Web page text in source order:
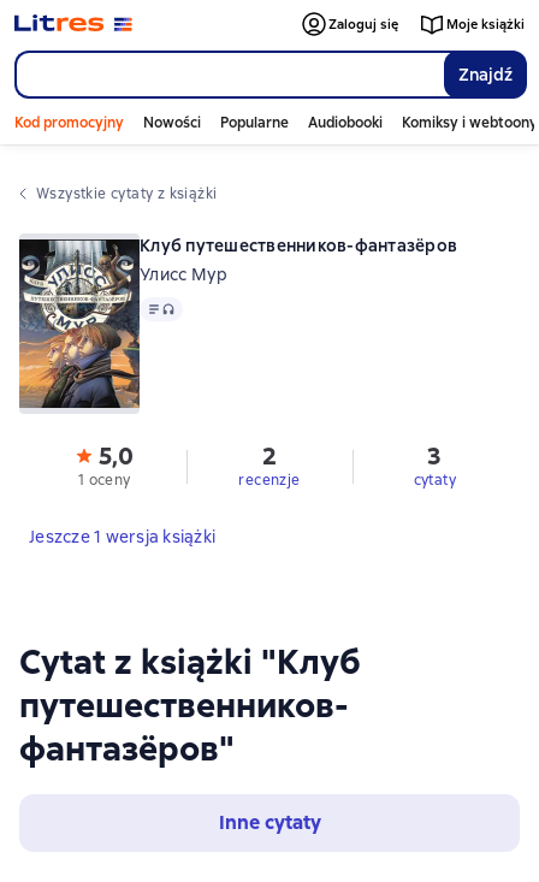
Znajdź
Zaloguj się Moje książki
Kod promocyjny Nowości Popularne Audiobooki Komiksy i webtoony
Wszystkie cytaty z książki
Cytat z książki "Клуб
путешественников-
фантазёров"
Inne cytaty
Клуб путешественников-фантазёров
Улисс Мур
Tekst
5,0
1 oceny
2
recenzje
3
cytaty
Jeszcze 1 wersja książki